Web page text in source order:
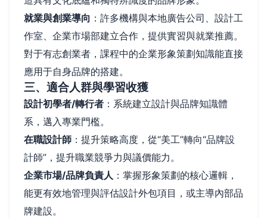
就業與創業導向 ：許多機構與本地廣告公司、設計工
作室、企業市場部建立合作，提供實習與就業推薦。
對于有志創業者，課程中的企業形象策劃知識能直接
應用于自身品牌的搭建。
三、適合人群與學習收獲
設計初學者/轉行者 ：系統建立設計與品牌知識體
系，邁入專業門檻。
在職設計師 ：提升策略高度，從“美工”轉向“品牌設
計師”，提升職業競爭力與議價能力。
企業市場/品牌負責人 ：掌握形象策劃的核心邏輯，
能更有效地管理與評估設計外包項目，或主導內部品
牌建設。